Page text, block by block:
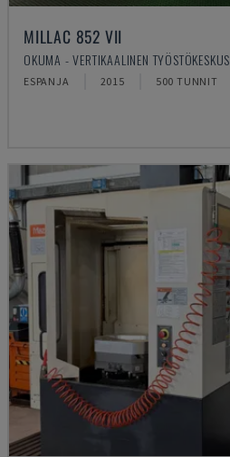
MILLAC 852 VII
OKUMA - VERTIKAALINEN TYÖSTÖKESKUS
ESPANJA 2015 500 TUNNIT